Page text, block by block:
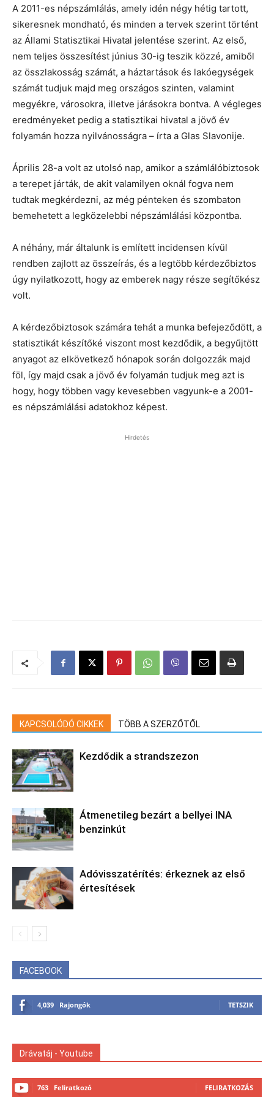
A 2011-es népszámlálás, amely idén négy hétig tartott,
sikeresnek mondható, és minden a tervek szerint történt
az Állami Statisztikai Hivatal jelentése szerint. Az első,
nem teljes összesítést június 30-ig teszik közzé, amiből
az összlakosság számát, a háztartások és lakóegységek
számát tudjuk majd meg országos szinten, valamint
megyékre, városokra, illetve járásokra bontva. A végleges
eredményeket pedig a statisztikai hivatal a jövő év
folyamán hozza nyilvánosságra – írta a Glas Slavonije.
Április 28-a volt az utolsó nap, amikor a számlálóbiztosok
a terepet járták, de akit valamilyen oknál fogva nem
tudtak megkérdezni, az még pénteken és szombaton
bemehetett a legközelebbi népszámlálási központba.
A néhány, már általunk is említett incidensen kívül
rendben zajlott az összeírás, és a legtöbb kérdezőbiztos
úgy nyilatkozott, hogy az emberek nagy része segítőkész
volt.
A kérdezőbiztosok számára tehát a munka befejeződött, a
statisztikát készítőké viszont most kezdődik, a begyűjtött
anyagot az elkövetkező hónapok során dolgozzák majd
föl, így majd csak a jövő év folyamán tudjuk meg azt is
hogy, hogy többen vagy kevesebben vagyunk-e a 2001-
es népszámlálási adatokhoz képest.
Hirdetés
KAPCSOLÓDÓ CIKKEK TÖBB A SZERZŐTŐL
Kezdődik a strandszezon
Átmenetileg bezárt a bellyei INA
benzinkút
Adóvisszatérítés: érkeznek az első
értesítések
FACEBOOK
4,039 Rajongók TETSZIK
Drávatáj - Youtube
763 Feliratkozó FELIRATKOZÁS